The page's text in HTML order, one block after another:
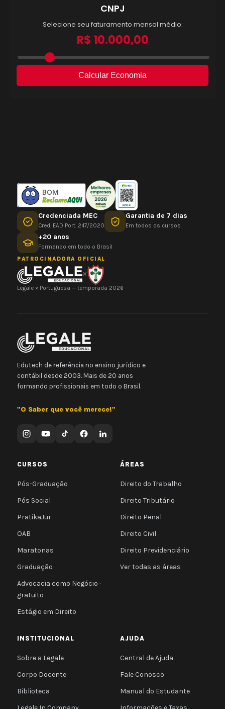
BOM
Credenciada MEC
Cred. EAD Port. 247/2020
Garantia de 7 dias
Em todos os cursos
+20 anos
Formando em todo o Brasil
PATROCINADORA OFICIAL
×
Legale × Portuguesa — temporada 2026
Edutech de referência no ensino jurídico e
contábil desde 2003. Mais de 20 anos
formando profissionais em todo o Brasil.
"O Saber que você merece!"
CURSOS
Pós-Graduação
Pós Social
PratikaJur
OAB
Maratonas
Graduação
Advocacia como Negócio ·
gratuito
Estágio em Direito
ÁREAS
Direito do Trabalho
Direito Tributário
Direito Penal
Direito Civil
Direito Previdenciário
Ver todas as áreas
INSTITUCIONAL
Sobre a Legale
Corpo Docente
Biblioteca
AJUDA
Central de Ajuda
Fale Conosco
Manual do Estudante